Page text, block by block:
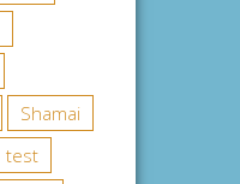
Shamai
test